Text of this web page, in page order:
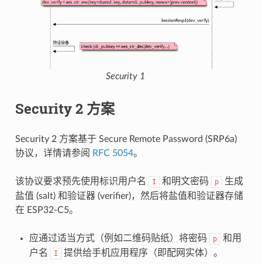
Security 1
Security 2 方案
Security 2 方案基于 Secure Remote Password (SRP6a)
协议，详情请参阅 RFC 5054。
该协议要求预先使用标识用户名 I 和明文密码 p
生成
盐值 (salt) 和验证器 (verifier)，然后将盐值和验证器存储
在 ESP32-C5。
应通过适当方式（例如二维码贴纸）将密码 p
和用
户名
I 提供给手机应用程序（即配网实体）。